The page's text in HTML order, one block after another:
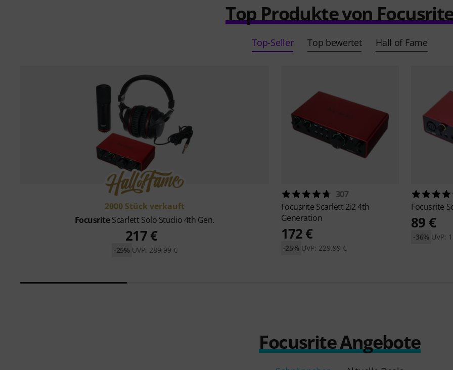
Top Produkte von
Top-Seller Top bewertet Hall of Fame
2000 Stück verkauft
FocusriteScarlett Solo Studio 4th Gen.
217 €
UVP: 289,99 €
-25%
307
Focusrite Scarlett 2i2 4th
Generation
172 €
UVP: 229,99 €
-25%
Focusrite
89 €
UVP:
-36%
Focusrite Angebote